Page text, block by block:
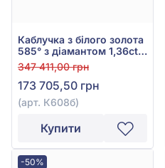
Каблучка з білого золота
585° з діамантом 1,36ct,
арт. К608б
347 411,00 грн
173 705,50 грн
(арт. К608б)
Купити
-50%